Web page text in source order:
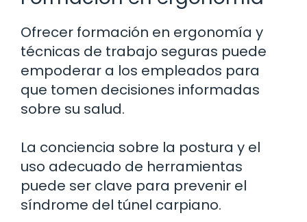
Ofrecer formación en ergonomía y
técnicas de trabajo seguras puede
empoderar a los empleados para
que tomen decisiones informadas
sobre su salud.
La conciencia sobre la postura y el
uso adecuado de herramientas
puede ser clave para prevenir el
síndrome del túnel carpiano.